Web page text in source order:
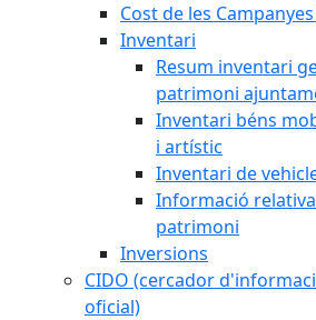
Cost de les
Inventari
Resum inventari
patrimoni
Inventari béns
i artístic
Inventari de
Informació
patrimoni
Inversions
CIDO (cercador
oficial)